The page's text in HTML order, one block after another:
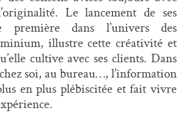
Le lancement de ses
première dans l’univers des
illustre cette créativité et
cultive avec ses clients. Dans
soi, au bureau…, l’information
en plus plébiscitée et fait vivre